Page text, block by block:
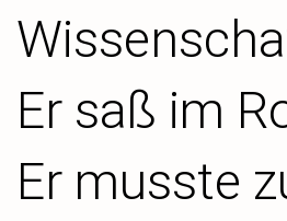
Er saß im
Er musste